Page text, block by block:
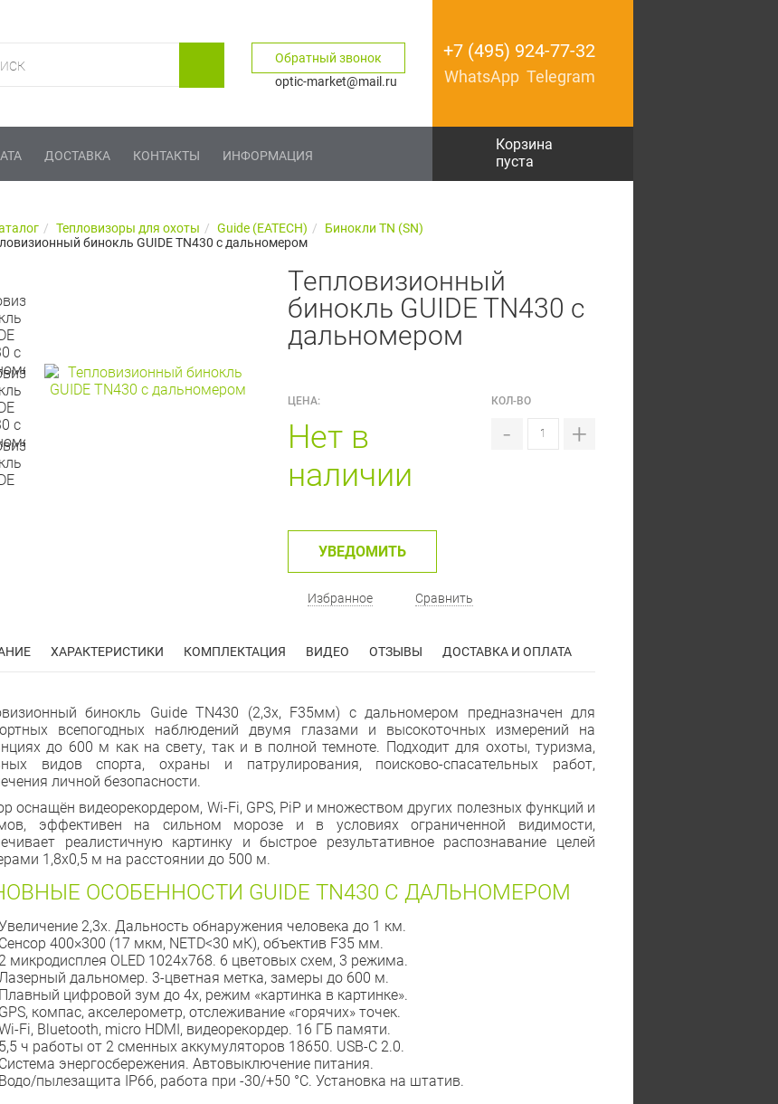
Тепловизоры для охоты Guide (EATECH)
Бинокли TN (SN)
бинокль GUIDE TN430 с дальномером
Тепловизионный
бинокль GUIDE TN430 с
дальномером
ЦЕНА:
Нет в
наличии
КОЛ-ВО
+
-
УВЕДОМИТЬ
Избранное Сравнить
ХАРАКТЕРИСТИКИ КОМПЛЕКТАЦИЯ ВИДЕО ОТЗЫВЫ ДОСТАВКА И ОПЛАТА
бинокль Guide TN430 (2,3x, F35мм) с дальномером предназначен для
всепогодных наблюдений двумя глазами и высокоточных измерений на
до 600 м как на свету, так и в полной темноте. Подходит для охоты, туризма,
видов спорта, охраны и патрулирования, поисково-спасательных работ,
личной безопасности.
оснащён видеорекордером, Wi-Fi, GPS, PiP и множеством других полезных функций и
эффективен на сильном морозе и в условиях ограниченной видимости,
реалистичную картинку и быстрое результативное распознавание целей
1,8x0,5 м на расстоянии до 500 м.
ОСОБЕННОСТИ GUIDE TN430 С ДАЛЬНОМЕРОМ
2,3x. Дальность обнаружения человека до 1 км.
Сенсор 400×300 (17 мкм, NETD<30 мК), объектив F35 мм.
2 микродисплея OLED 1024x768. 6 цветовых схем, 3 режима.
дальномер. 3-цветная метка, замеры до 600 м.
Плавный цифровой зум до 4x, режим «картинка в картинке».
GPS, компас, акселерометр, отслеживание «горячих» точек.
Fi, Bluetooth, micro HDMI, видеорекордер. 16 ГБ памяти.
5,5 ч работы от 2 сменных аккумуляторов 18650. USB-С 2.0.
Система энергосбережения. Автовыключение питания.
Водо/пылезащита IP66, работа при -30/+50 °C. Установка на штатив.
+7 (495) 924-77-32
WhatsApp Telegram
ДОСТАВКА КОНТАКТЫ ИНФОРМАЦИЯ
Корзина
пуста
Обратный звонок
optic-market@mail.ru